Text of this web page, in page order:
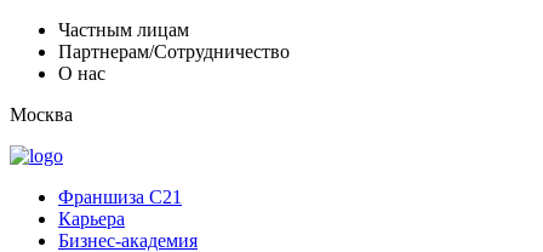
Частным лицам
Партнерам/Сотрудничество
О нас
Москва
Франшиза C21
Карьера
Бизнес-академия